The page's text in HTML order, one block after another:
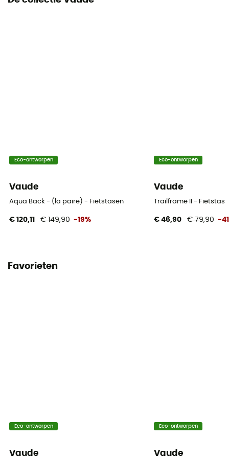
Eco-ontworpen
Vaude
Aqua Back - (la paire) - Fietstasen
€ 120,11 € 149,90 -19%
Eco-ontworpen
Vaude
Trailframe II - Fietstas
€ 46,90 € 79,90 -
Favorieten
Eco-ontworpen
Vaude
Eco-ontworpen
Vaude